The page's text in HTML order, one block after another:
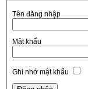
Tên đăng nhập
Mật khẩu
Ghi nhớ mật khẩu